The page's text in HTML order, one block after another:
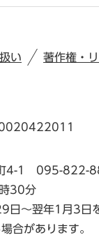
い 著作権・
4-1
095-822-
30分
～翌年1月3日
合があります。